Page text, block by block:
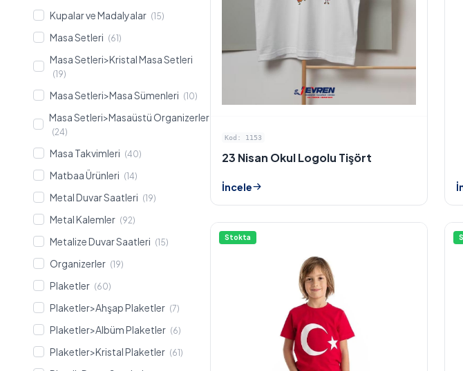
Kupalar ve Madalyalar (15)
Masa Setleri (61)
Masa Setleri>Kristal Masa Setleri
(19)
Masa Setleri>Masa Sümenleri (10)
Masa Setleri>Masaüstü Organizerler
(24)
Masa Takvimleri (40)
Matbaa Ürünleri (14)
Metal Duvar Saatleri (19)
Metal Kalemler (92)
Metalize Duvar Saatleri (15)
Organizerler (19)
Plaketler (60)
Plaketler>Ahşap Plaketler (7)
Plaketler>Albüm Plaketler (6)
Plaketler>Kristal Plaketler (61)
Kod: 1153
23 Nisan Okul Logolu Tişört
İncele
Stokta